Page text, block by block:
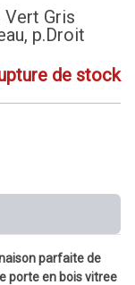
Gris
p.Droit
de stock
parfaite de
porte en bois vitree